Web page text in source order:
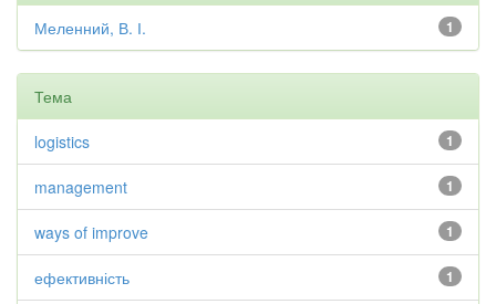
1
Меленний, В. І.
Тема
1
logistics
1
management
1
ways of improve
1
ефективність